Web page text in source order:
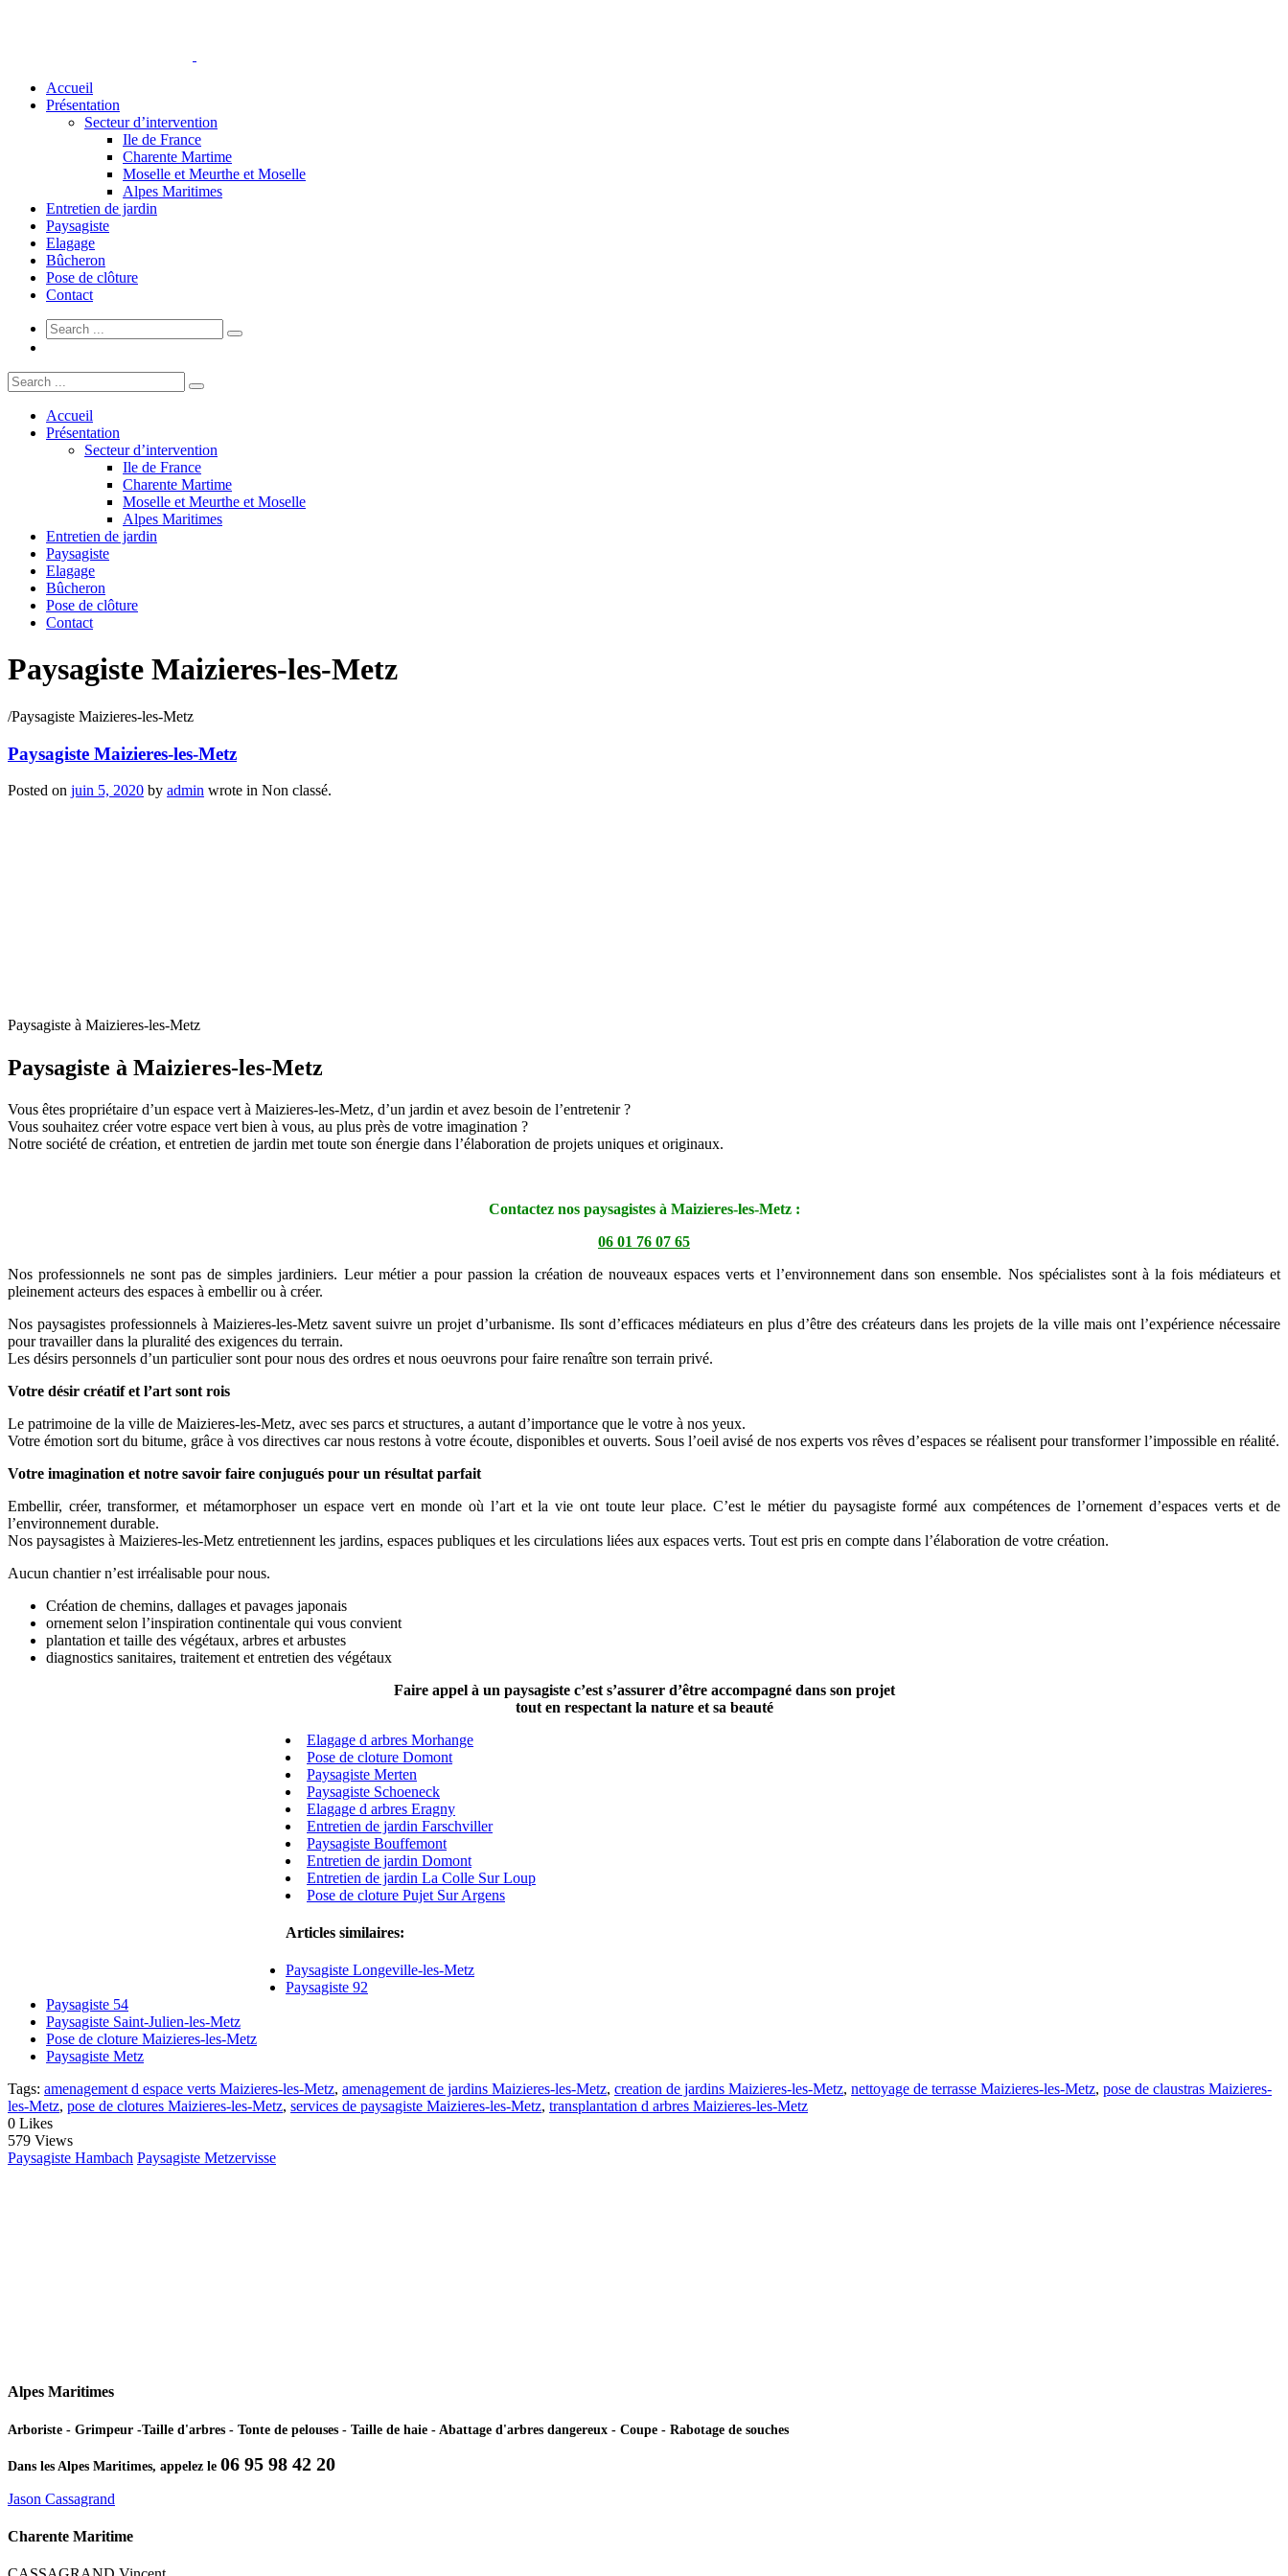
Accueil
Présentation
Secteur d’intervention
Ile de France
Charente Martime
Moselle et Meurthe et Moselle
Alpes Maritimes
Entretien de jardin
Paysagiste
Elagage
Bûcheron
Pose de clôture
Contact
Accueil
Présentation
Secteur d’intervention
Ile de France
Charente Martime
Moselle et Meurthe et Moselle
Alpes Maritimes
Entretien de jardin
Paysagiste
Elagage
Bûcheron
Pose de clôture
Contact
Paysagiste Maizieres-les-Metz
/Paysagiste Maizieres-les-Metz
Paysagiste Maizieres-les-Metz
Posted on juin 5, 2020 by admin wrote in Non classé.
Paysagiste à Maizieres-les-Metz
Paysagiste à Maizieres-les-Metz
Vous êtes propriétaire d’un espace vert à Maizieres-les-Metz, d’un jardin et avez besoin de l’entretenir ?
Vous souhaitez créer votre espace vert bien à vous, au plus près de votre imagination ?
Notre société de création, et entretien de jardin met toute son énergie dans l’élaboration de projets uniques et originaux.
Contactez nos paysagistes à Maizieres-les-Metz :
06 01 76 07 65
Nos professionnels ne sont pas de simples jardiniers. Leur métier a pour passion la création de nouveaux espaces verts et l’environnement dans son ensemble. Nos spécialistes sont à la fois médiateurs et
pleinement acteurs des espaces à embellir ou à créer.
Nos paysagistes professionnels à Maizieres-les-Metz savent suivre un projet d’urbanisme. Ils sont d’efficaces médiateurs en plus d’être des créateurs dans les projets de la ville mais ont l’expérience nécessaire
pour travailler dans la pluralité des exigences du terrain.
Les désirs personnels d’un particulier sont pour nous des ordres et nous oeuvrons pour faire renaître son terrain privé.
Votre désir créatif et l’art sont rois
Le patrimoine de la ville de Maizieres-les-Metz, avec ses parcs et structures, a autant d’importance que le votre à nos yeux.
Votre émotion sort du bitume, grâce à vos directives car nous restons à votre écoute, disponibles et ouverts. Sous l’oeil avisé de nos experts vos rêves d’espaces se réalisent pour transformer l’impossible en réalité.
Votre imagination et notre savoir faire conjugués pour un résultat parfait
Embellir, créer, transformer, et métamorphoser un espace vert en monde où l’art et la vie ont toute leur place. C’est le métier du paysagiste formé aux compétences de l’ornement d’espaces verts et de
l’environnement durable.
Nos paysagistes à Maizieres-les-Metz entretiennent les jardins, espaces publiques et les circulations liées aux espaces verts. Tout est pris en compte dans l’élaboration de votre création.
Aucun chantier n’est irréalisable pour nous.
Création de chemins, dallages et pavages japonais
ornement selon l’inspiration continentale qui vous convient
plantation et taille des végétaux, arbres et arbustes
diagnostics sanitaires, traitement et entretien des végétaux
Faire appel à un paysagiste c’est s’assurer d’être accompagné dans son projet
tout en respectant la nature et sa beauté
Elagage d arbres Morhange
Pose de cloture Domont
Paysagiste Merten
Paysagiste Schoeneck
Elagage d arbres Eragny
Entretien de jardin Farschviller
Paysagiste Bouffemont
Entretien de jardin Domont
Entretien de jardin La Colle Sur Loup
Pose de cloture Pujet Sur Argens
Articles similaires:
Paysagiste Longeville-les-Metz
Paysagiste 92
Paysagiste 54
Paysagiste Saint-Julien-les-Metz
Pose de cloture Maizieres-les-Metz
Paysagiste Metz
Tags: amenagement d espace verts Maizieres-les-Metz, amenagement de jardins Maizieres-les-Metz, creation de jardins Maizieres-les-Metz, nettoyage de terrasse Maizieres-les-Metz, pose de claustras Maizieres-
les-Metz, pose de clotures Maizieres-les-Metz, services de paysagiste Maizieres-les-Metz, transplantation d arbres Maizieres-les-Metz
0 Likes
579 Views
Paysagiste Hambach Paysagiste Metzervisse
Alpes Maritimes
Arboriste - Grimpeur -Taille d'arbres - Tonte de pelouses - Taille de haie - Abattage d'arbres dangereux - Coupe - Rabotage de souches
Dans les Alpes Maritimes, appelez le 06 95 98 42 20
Jason Cassagrand
Charente Maritime